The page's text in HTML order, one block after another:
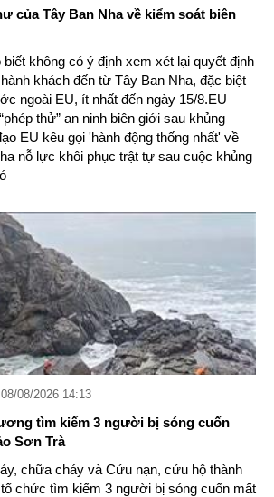
của Tây Ban Nha về kiểm soát biên
không có ý định xem xét lại quyết định
khách đến từ Tây Ban Nha, đặc biệt
ngoài EU, ít nhất đến ngày 15/8.EU
thử” an ninh biên giới sau khủng
EU kêu gọi 'hành động thống nhất' về
nỗ lực khôi phục trật tự sau cuộc khủng
08/08/2026 14:13
tìm kiếm 3 người bị sóng cuốn
Sơn Trà
chữa cháy và Cứu nạn, cứu hộ thành
chức tìm kiếm 3 người bị sóng cuốn mất